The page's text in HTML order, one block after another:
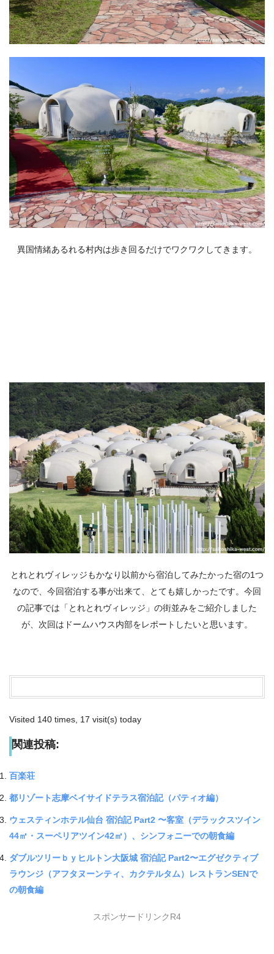
異国情緒あるれる村内は歩き回るだけでワクワクしてきます。
とれとれヴィレッジもかなり以前から宿泊してみたかった宿の1つ
なので、今回宿泊する事が出来て、とても嬉しかったです。今回
の記事では「とれとれヴィレッジ」の街並みをご紹介しました
が、次回はドームハウス内部をレポートしたいと思います。
Visited 140 times, 17 visit(s) today
関連投稿:
百楽荘
都リゾート志摩ベイサイドテラス宿泊記（パティオ編）
ウェスティンホテル仙台 宿泊記 Part2 〜客室（デラックスツイン
44㎡・スーペリアツイン42㎡）、シンフォニーでの朝食編
ダブルツリーｂｙヒルトン大阪城 宿泊記 Part2〜エグゼクティブ
ラウンジ（アフタヌーンティ、カクテルタム）レストランSENで
の朝食編
スポンサードリンクR4